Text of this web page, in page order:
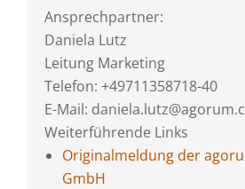
Ansprechpartner:
Daniela Lutz
Leitung Marketing
Telefon: +49711358718-40
E-Mail:
Weiterführende Links
Originalmeldung der
GmbH